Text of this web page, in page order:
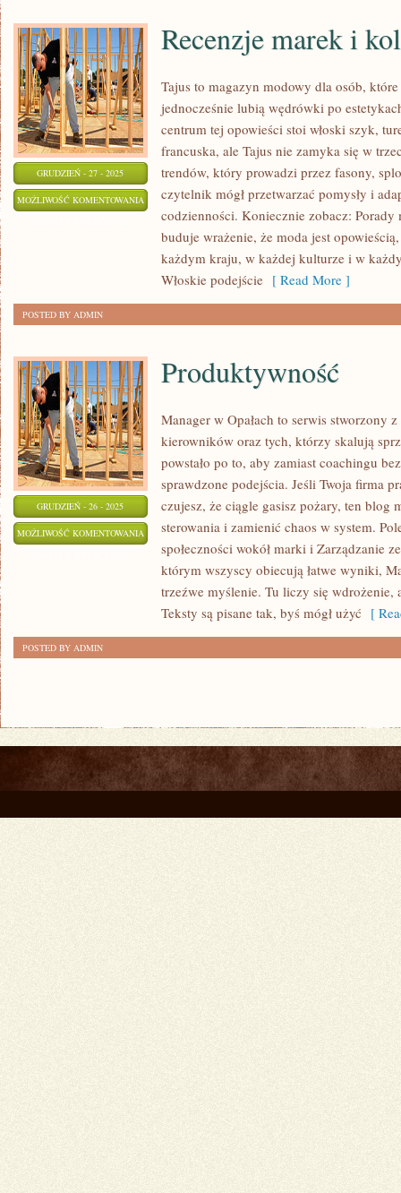
GRUDZIEŃ - 27 - 2025
MOŻLIWOŚĆ KOMENTOWANIA RECENZJE
MAREK
KOLEKCJI
Recenzje marek i
Tajus to magazyn modowy dla osób,
jednocześnie lubią wędrówki po
centrum tej opowieści stoi włoski szyk,
francuska, ale Tajus nie zamyka się w
trendów, który prowadzi przez fasony,
czytelnik mógł przetwarzać pomysły i
codzienności. Koniecznie zobacz:
buduje wrażenie, że moda jest
każdym kraju, w każdej kulturze i w
Włoskie podejście [ Read More ]
POSTED BY ADMIN
GRUDZIEŃ - 26 - 2025
MOŻLIWOŚĆ KOMENTOWANIA PRODUKTYWNOŚĆ
Produktywność
Manager w Opałach to serwis stworzony
kierowników oraz tych, którzy skalują
powstało po to, aby zamiast coachingu
sprawdzone podejścia. Jeśli Twoja firma
czujesz, że ciągle gasisz pożary, ten blog
sterowania i zamienić chaos w system.
społeczności wokół marki i Zarządzanie
którym wszyscy obiecują łatwe wyniki,
trzeźwe myślenie. Tu liczy się wdrożenie,
Teksty są pisane tak, byś mógł użyć [
POSTED BY ADMIN